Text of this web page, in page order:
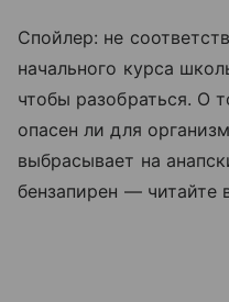
Спойлер: не
начального курса
чтобы разобраться. О
опасен ли для
выбрасывает на
бензапирен — читайте